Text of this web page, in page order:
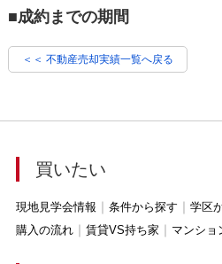
■成約までの期間
＜＜ 不動産売却実績一覧へ戻る
買いたい
現地見学会情報 条件から探す 学区
購入の流れ
賃貸VS持ち家 マンショ